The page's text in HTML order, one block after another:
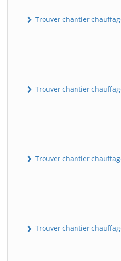
Trouver chantier
Trouver chantier
Trouver chantier
Trouver chantier